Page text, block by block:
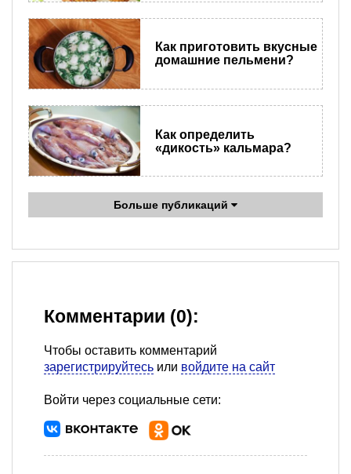
Как приготовить вкусные
домашние пельмени?
Как определить
«дикость» кальмара?
Больше публикаций
Комментарии (0):
Чтобы оставить комментарий
зарегистрируйтесь или войдите на сайт
Войти через социальные сети: